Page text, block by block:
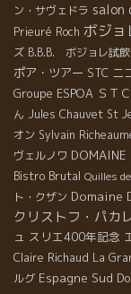
ン・サヴェドラ salon
Prieuré Roch ボジョ
ズ B.B.B. ボジョレ試
ポア・ツアー STC ニ
Groupe ESPOA ＳＴ
ん Jules Chauvet St
オン Sylvain
ヴェルノワ DOMAINE
Bistro Brutal Quilles
ト・クザン Domaine
クリストフ・パカ
ュ スリエ400年記念
Claire Richaud La
ルグ Espagne Sud